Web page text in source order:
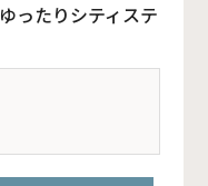
ったりシティステ